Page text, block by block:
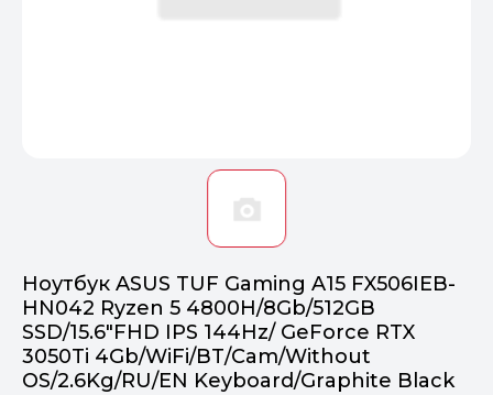
Ноутбук ASUS TUF Gaming A15 FX506IEB-
HN042 Ryzen 5 4800H/8Gb/512GB
SSD/15.6"FHD IPS 144Hz/ GeForce RTX
3050Ti 4Gb/WiFi/BT/Cam/Without
OS/2.6Kg/RU/EN Keyboard/Graphite Black